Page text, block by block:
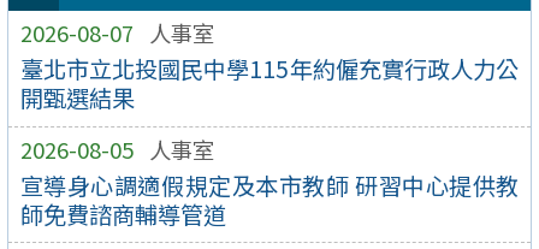
2026-08-07 人事室
臺北市立北投國民中學115年約僱充實行政人力公
開甄選結果
2026-08-05 人事室
宣導身心調適假規定及本市教師 研習中心提供教
師免費諮商輔導管道